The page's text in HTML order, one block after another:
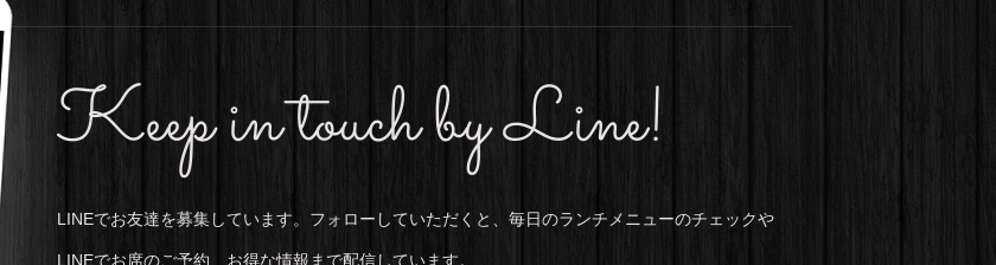
Keep in touch by Line!
LINEでお友達を募集しています。フォローしていただくと、毎日のランチメニューのチェックや
LINEでお席のご予約、お得な情報まで配信しています。